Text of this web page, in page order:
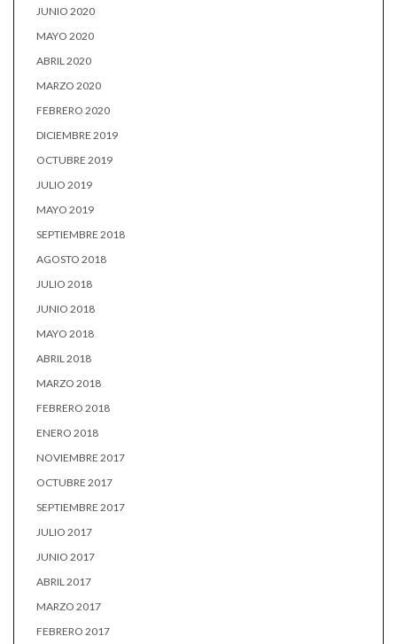
JUNIO 2020
MAYO 2020
ABRIL 2020
MARZO 2020
FEBRERO 2020
DICIEMBRE 2019
OCTUBRE 2019
JULIO 2019
MAYO 2019
SEPTIEMBRE 2018
AGOSTO 2018
JULIO 2018
JUNIO 2018
MAYO 2018
ABRIL 2018
MARZO 2018
FEBRERO 2018
ENERO 2018
NOVIEMBRE 2017
OCTUBRE 2017
SEPTIEMBRE 2017
JULIO 2017
JUNIO 2017
ABRIL 2017
MARZO 2017
FEBRERO 2017